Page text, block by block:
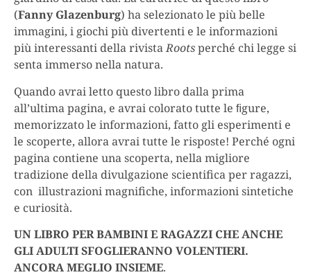
(Fanny Glazenburg) ha selezionato le più belle
immagini, i giochi più divertenti e le informazioni
più interessanti della rivistaRootsperché chi legge si
senta immerso nella natura.
Quando avrai letto questo libro dalla prima
all’ultima pagina, e avrai colorato tutte le ﬁgure,
memorizzato le informazioni, fatto gli esperimenti e
le scoperte, allora avrai tutte le risposte! Perché ogni
pagina contiene una scoperta, nella migliore
tradizione della divulgazione scientifica per ragazzi,
con illustrazioni magnifiche, informazioni sintetiche
e curiosità.
UN LIBRO PER BAMBINI E RAGAZZI CHE ANCHE
GLI ADULTI SFOGLIERANNO VOLENTIERI.
ANCORA MEGLIO INSIEME.